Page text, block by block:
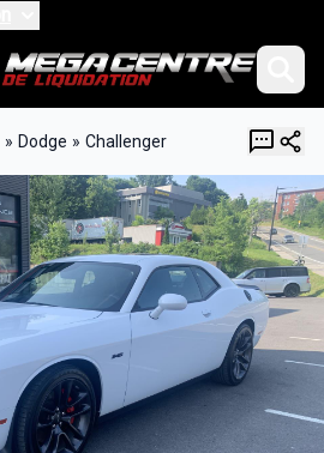
» Dodge » Challenger